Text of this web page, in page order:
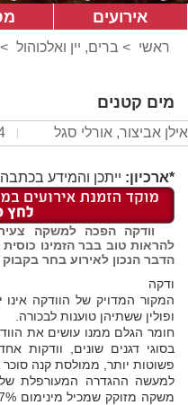
אירועים
ראשי > ברים, יין ואלכוהול >
מים קטנים
אילן אביצור, אורלי סגל
*ארכיון: ייתכן והמידע בכתבה
וודקה הפכה למשקה צעיר,
להראות טוב בבר הזמינו
הדבר הנכון לאירוע בחר
ודקה
המקור המדויק של הוודקה אינו
ופולין ששתיהן טוענות לבכורה.
חומר הגלם ממנו עושים את
בסוגי דגנים שונים, וודקות
פשוטות יותר, ממולסת קנה סוכר
למעשה ההגדרה המעורפלת